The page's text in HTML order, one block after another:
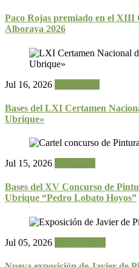
Paco Rojas premiado en el XIII
Alboraya 2026
Jul 16, 2026
Bases del LXI Certamen
Ubrique»
Jul 15, 2026
Bases del XV Concurso de
Ubrique “Pedro Lobato Hoyos”
Jul 05, 2026